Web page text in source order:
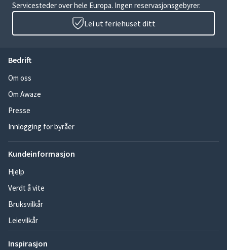
Servicesteder over hele Europa. Ingen reservasjonsgebyrer.
Lei ut feriehuset ditt
Bedrift
Om oss
Om Awaze
Presse
Innlogging for byråer
Kundeinformasjon
Hjelp
Verdt å vite
Bruksvilkår
Leievilkår
Inspirasjon